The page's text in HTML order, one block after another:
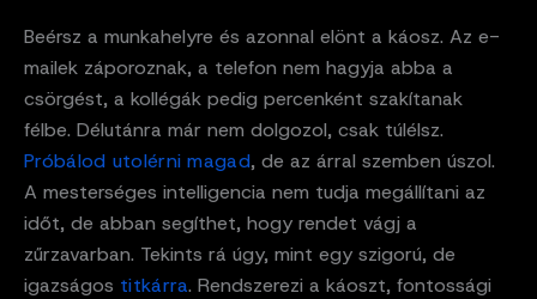
Beérsz a munkahelyre és azonnal elönt a káosz. Az e-
mailek záporoznak, a telefon nem hagyja abba a
csörgést, a kollégák pedig percenként szakítanak
félbe. Délutánra már nem dolgozol, csak túlélsz.
Próbálod utolérni magad, de az árral szemben úszol.
A mesterséges intelligencia nem tudja megállítani az
időt, de abban segíthet, hogy rendet vágj a
zűrzavarban. Tekints rá úgy, mint egy szigorú, de
igazságos titkárra. Rendszerezi a káoszt, fontossági